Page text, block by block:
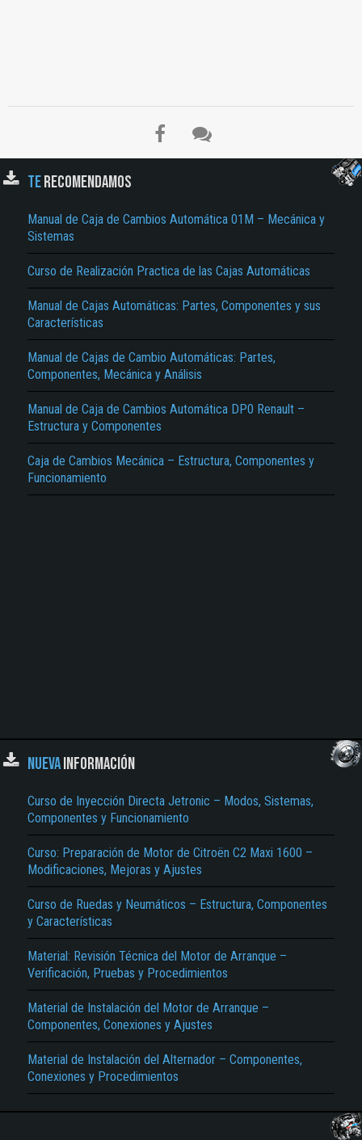
TERECOMENDAMOS
Manual de Caja de Cambios Automática 01M – Mecánica y
Sistemas
Curso de Realización Practica de las Cajas Automáticas
Manual de Cajas Automáticas: Partes, Componentes y sus
Características
Manual de Cajas de Cambio Automáticas: Partes,
Componentes, Mecánica y Análisis
Manual de Caja de Cambios Automática DP0 Renault –
Estructura y Componentes
Caja de Cambios Mecánica – Estructura, Componentes y
Funcionamiento
NUEVAINFORMACIÓN
Curso de Inyección Directa Jetronic – Modos, Sistemas,
Componentes y Funcionamiento
Curso: Preparación de Motor de Citroën C2 Maxi 1600 –
Modificaciones, Mejoras y Ajustes
Curso de Ruedas y Neumáticos – Estructura, Componentes
y Características
Material: Revisión Técnica del Motor de Arranque –
Verificación, Pruebas y Procedimientos
Material de Instalación del Motor de Arranque –
Componentes, Conexiones y Ajustes
Material de Instalación del Alternador – Componentes,
Conexiones y Procedimientos
No carga o no se visualiza el contenido.